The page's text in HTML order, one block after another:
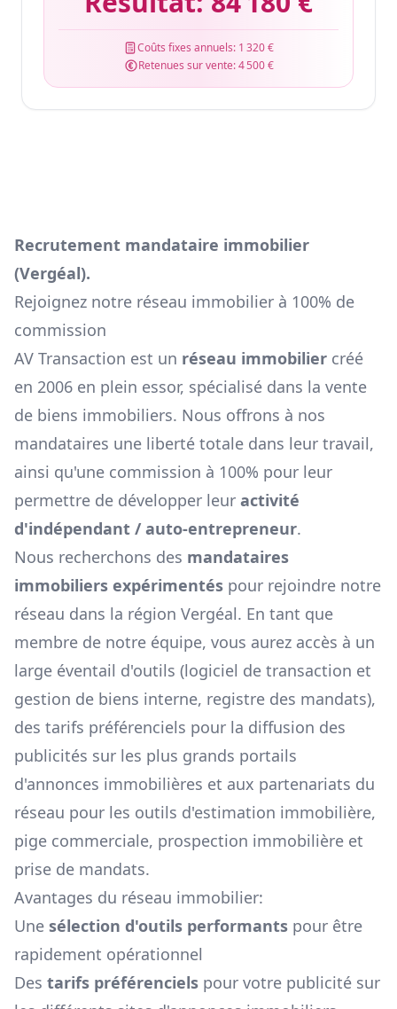
Coûts fixes annuels: 1 320 €
Retenues sur vente:4 500 €
Recrutement mandataire immobilier
(Vergéal).
Rejoignez notre réseau immobilier à 100% de
commission
AV Transaction est un réseau immobilier créé
en 2006 en plein essor, spécialisé dans la vente
de biens immobiliers. Nous offrons à nos
mandataires une liberté totale dans leur travail,
ainsi qu'une commission à 100% pour leur
permettre de développer leur activité
d'indépendant / auto-entrepreneur.
Nous recherchons des mandataires
immobiliers expérimentés pour rejoindre notre
réseau dans la région Vergéal. En tant que
membre de notre équipe, vous aurez accès à un
large éventail d'outils (logiciel de transaction et
gestion de biens interne, registre des mandats),
des tarifs préférenciels pour la diffusion des
publicités sur les plus grands portails
d'annonces immobilières et aux partenariats du
réseau pour les outils d'estimation immobilière,
pige commerciale, prospection immobilière et
prise de mandats.
Avantages du réseau immobilier:
Une sélection d'outils performants pour être
rapidement opérationnel
Des tarifs préférenciels pour votre publicité sur